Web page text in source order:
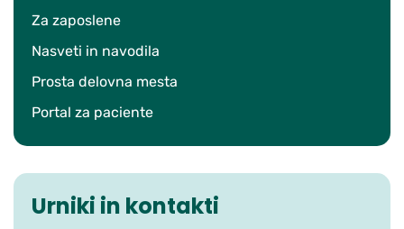
Za zaposlene
Nasveti in navodila
Prosta delovna mesta
Portal za paciente
Urniki in kontakti